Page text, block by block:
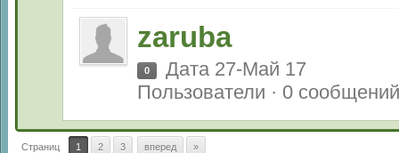
zaruba
0
Дата 27-Май 17
Пользователи · 0 сообщений
Страниц 1 2 3 вперед »